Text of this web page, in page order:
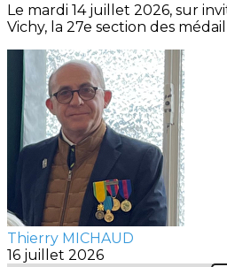
Le mardi 14 juillet 2026, sur
Vichy, la 27e section des
Thierry MICHAUD
16 juillet 2026